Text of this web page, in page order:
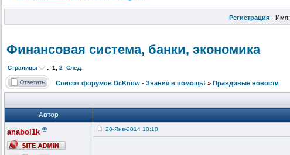
Регистрация · Имя:
Финансовая система, банки, экономика
Страницы : 1, 2 След.
Список форумов Dr.Know - Знания в помощь! » Правдивые новости
Автор
anabol1k ® 28-Янв-2014 10:10